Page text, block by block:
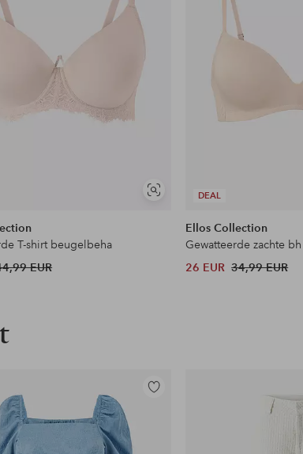
Soortgelijke
T-shirt beugelbeha
EUR
DEAL
Ellos Collection
Gewatteerde zachte bh
26 EUR 34,99 EUR
Toevoegen